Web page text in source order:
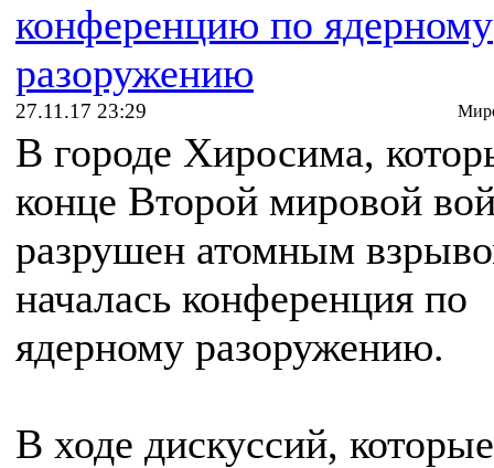
конференцию по ядерному
разоружению
27.11.17 23:29
В городе Хиросима,
конце Второй мировой
разрушен атомным
началась конференция по
ядерному разоружению.
В ходе дискуссий, которые